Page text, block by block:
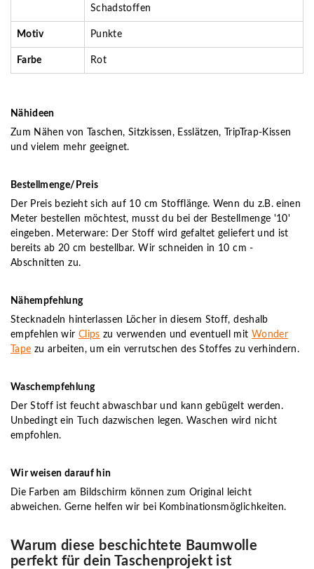
Schadstoffen
Motiv Punkte
Farbe Rot
Nähideen
Zum Nähen von Taschen, Sitzkissen, Esslätzen, TripTrap-Kissen
und vielem mehr geeignet.
Bestellmenge/Preis
Der Preis bezieht sich auf 10 cm Stofflänge. Wenn du z.B. einen
Meter bestellen möchtest, musst du bei der Bestellmenge '10'
eingeben. Meterware: Der Stoff wird gefaltet geliefert und ist
bereits ab 20 cm bestellbar. Wir schneiden in 10 cm -
Abschnitten zu.
Nähempfehlung
Stecknadeln hinterlassen Löcher in diesem Stoff, deshalb
empfehlen wir Clips zu verwenden und eventuell mit Wonder
Tape zu arbeiten, um ein verrutschen des Stoffes zu verhindern.
Waschempfehlung
Der Stoff ist feucht abwaschbar und kann gebügelt werden.
Unbedingt ein Tuch dazwischen legen. Waschen wird nicht
empfohlen.
Wir weisen darauf hin
Die Farben am Bildschirm können zum Original leicht
abweichen. Gerne helfen wir bei Kombinationsmöglichkeiten.
Warum diese beschichtete Baumwolle
perfekt für dein Taschenprojekt ist